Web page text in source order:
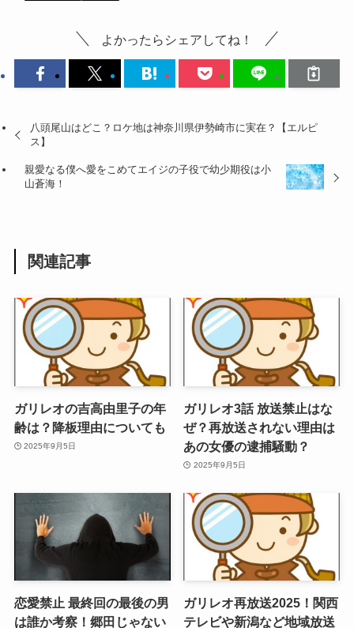
よかったらシェアしてね！
八頭尾山はどこ？ロケ地は神奈川県伊勢崎市に実在？【エルピ
ス】
親愛なる僕へ愛をこめてエイジの子役で幼少期役は小
山蒼海！
関連記事
ガリレオの吉高由里子の年
齢は？降板理由についても
2025年9月5日
ガリレオ3話 放送禁止はな
ぜ？再放送されない理由は
あの女優の逮捕騒動？
2025年9月5日
恋愛禁止 最終回の最後の男
は誰か考察！郷田じゃない
ガリレオ再放送2025！関西
テレビや新潟など地域放送